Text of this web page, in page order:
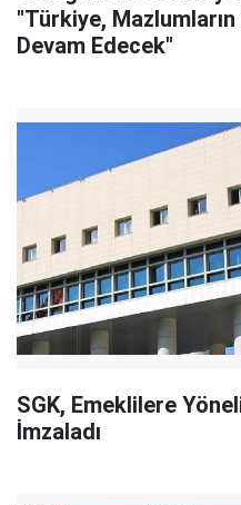
"Türkiye, Mazlumların
Devam Edecek"
SGK, Emeklilere
İmzaladı